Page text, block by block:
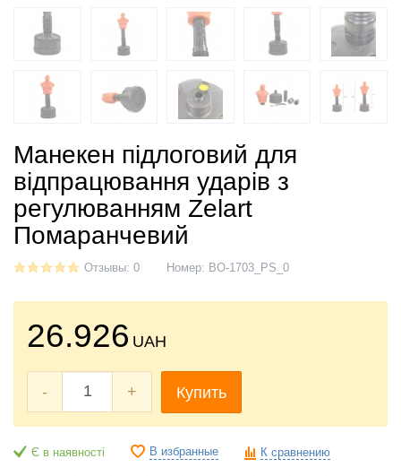
Манекен підлоговий для
відпрацювання ударів з
регулюванням Zelart
Помаранчевий
Отзывы: 0 Номер: BO-1703_PS_0
26.926 UAH
- + Купить
Є в наявності В избранные К сравнению